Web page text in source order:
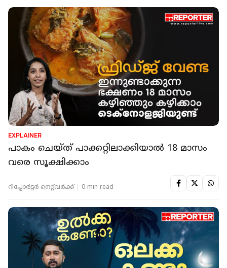
EXPLAINER
പാകം ചെയ്ത് പാക്കറ്റിലാക്കിയാൽ 18 മാസം
വരെ സൂക്ഷിക്കാം
റിപ്പോർട്ടർ നെറ്റ്‌വര്‍ക്ക്‌ 0 min read